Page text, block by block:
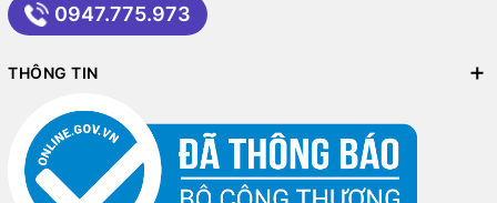
0947.775.973
THÔNG TIN